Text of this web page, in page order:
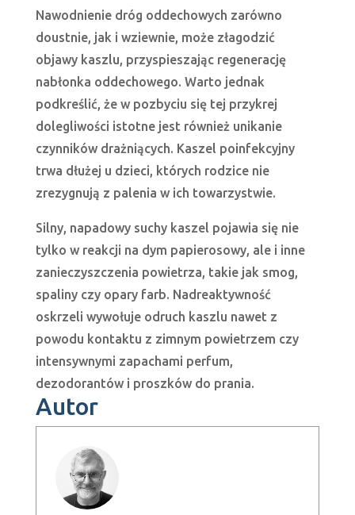
Nawodnienie dróg oddechowych zarówno
doustnie, jak i wziewnie, może złagodzić
objawy kaszlu, przyspieszając regenerację
nabłonka oddechowego. Warto jednak
podkreślić, że w pozbyciu się tej przykrej
dolegliwości istotne jest również unikanie
czynników drażniących. Kaszel poinfekcyjny
trwa dłużej u dzieci, których rodzice nie
zrezygnują z palenia w ich towarzystwie.
Silny, napadowy suchy kaszel pojawia się nie
tylko w reakcji na dym papierosowy, ale i inne
zanieczyszczenia powietrza, takie jak smog,
spaliny czy opary farb. Nadreaktywność
oskrzeli wywołuje odruch kaszlu nawet z
powodu kontaktu z zimnym powietrzem czy
intensywnymi zapachami perfum,
dezodorantów i proszków do prania.
Autor